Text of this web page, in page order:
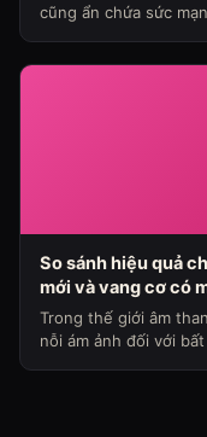
cũng ẩn chứa sức
So sánh hiệu quả
mới và vang cơ có
Hùng Audio (Chủ
Trong thế giới âm
nỗi ám ảnh đối với